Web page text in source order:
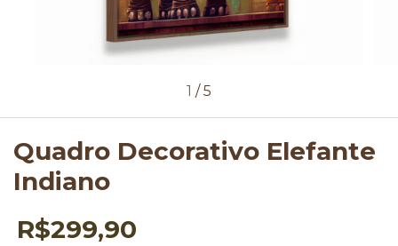
1 /5
Quadro Decorativo Elefante
Indiano
R$299,90